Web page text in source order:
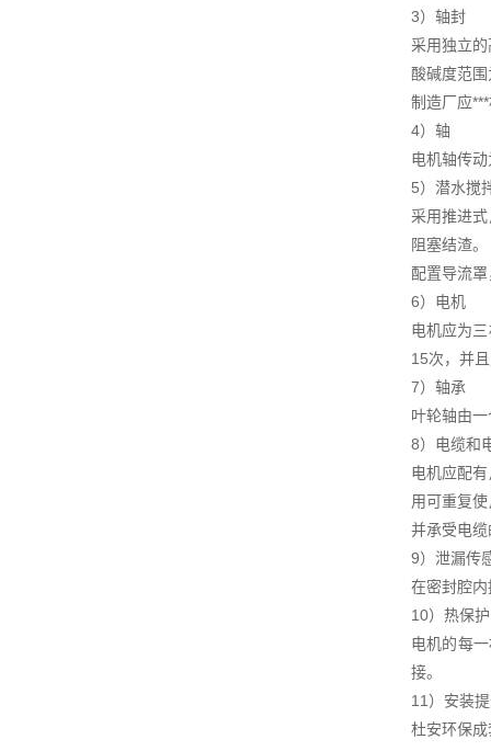
3）轴封
采用独立
酸碱度范
制造厂应
4）轴
电机轴传
5）潜水搅
采用推进
阻塞结渣。
配置导流
6）电机
电机应为
15次，并
7）轴承
叶轮轴由
8）电缆和
电机应配
用可重复
并承受电
9）泄漏传
在密封腔
10）热保护
电机的每
接。
11）安装
杜安环保